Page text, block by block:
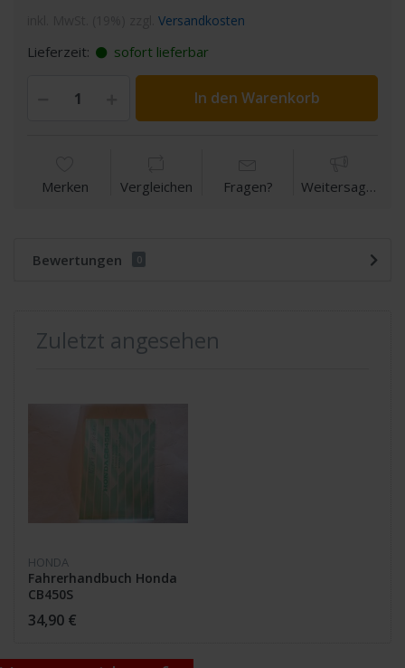
Versandkosten
Lieferzeit: sofort lieferbar
In den Warenkorb
Merken Vergleichen Fragen? Weitersagen
Bewertungen 0
Zuletzt angesehen
HONDA
Fahrerhandbuch Honda
CB450S
34,90 €